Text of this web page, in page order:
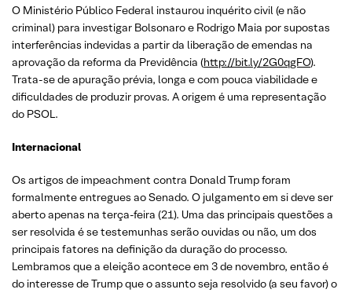
O Ministério Público Federal instaurou inquérito civil (e não
criminal) para investigar Bolsonaro e Rodrigo Maia por supostas
interferências indevidas a partir da liberação de emendas na
aprovação da reforma da Previdência (http://bit.ly/2G0qgFO).
Trata-se de apuração prévia, longa e com pouca viabilidade e
dificuldades de produzir provas. A origem é uma representação
do PSOL.
Internacional
Os artigos de impeachment contra Donald Trump foram
formalmente entregues ao Senado. O julgamento em si deve ser
aberto apenas na terça-feira (21). Uma das principais questões a
ser resolvida é se testemunhas serão ouvidas ou não, um dos
principais fatores na definição da duração do processo.
Lembramos que a eleição acontece em ‪3 de novembro, então é
do interesse de Trump que o assunto seja resolvido (a seu favor) o